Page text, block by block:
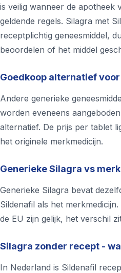
is veilig wanneer de apotheek
geldende regels. Silagra met
receptplichtig geneesmiddel,
beoordelen of het middel
Goedkoop alternatief
Andere generieke
worden eveneens
alternatief. De prijs per tablet
het originele merkmedicijn.
Generieke Silagra vs
Generieke Silagra bevat
Sildenafil als het
de EU zijn gelijk, het verschil
Silagra zonder recept -
In Nederland is Sildenafil